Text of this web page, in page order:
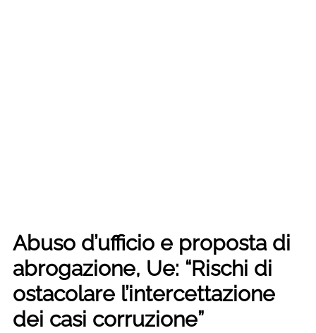
Abuso d’ufficio e proposta di
abrogazione, Ue: “Rischi di
ostacolare l’intercettazione
dei casi corruzione”